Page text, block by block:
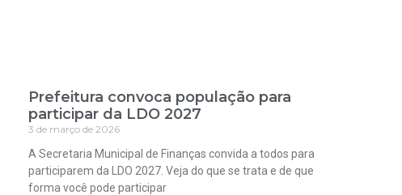
Prefeitura convoca população para
participar da LDO 2027
3 de março de 2026
A Secretaria Municipal de Finanças convida a todos para
participarem da LDO 2027. Veja do que se trata e de que
forma você pode participar